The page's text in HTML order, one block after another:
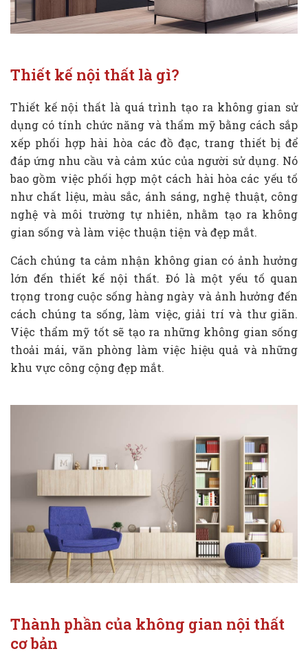
Thiết kế nội thất là gì?
Thiết kế nội thất là quá trình tạo ra không gian sử
dụng có tính chức năng và thẩm mỹ bằng cách sắp
xếp phối hợp hài hòa các đồ đạc, trang thiết bị để
đáp ứng nhu cầu và cảm xúc của người sử dụng. Nó
bao gồm việc phối hợp một cách hài hòa các yếu tố
như chất liệu, màu sắc, ánh sáng, nghệ thuật, công
nghệ và môi trường tự nhiên, nhằm tạo ra không
gian sống và làm việc thuận tiện và đẹp mắt.
Cách chúng ta cảm nhận không gian có ảnh hưởng
lớn đến thiết kế nội thất. Đó là một yếu tố quan
trọng trong cuộc sống hàng ngày và ảnh hưởng đến
cách chúng ta sống, làm việc, giải trí và thư giãn.
Việc thẩm mỹ tốt sẽ tạo ra những không gian sống
thoải mái, văn phòng làm việc hiệu quả và những
khu vực công cộng đẹp mắt.
Thành phần của không gian nội thất
cơ bản